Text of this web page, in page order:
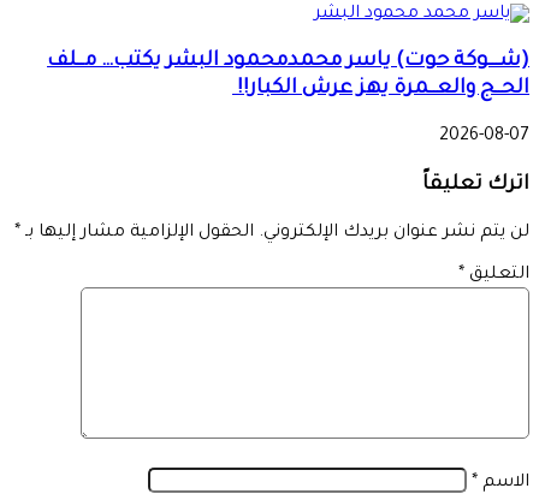
(شـــوكة حوت) ياسر محمدمحمود البشر يكتب… مــلف
الحــج والعــمرة يهز عرش الكبار!!
2026-08-07
اترك تعليقاً
لن يتم نشر عنوان بريدك الإلكتروني. الحقول الإلزامية مشار إليها بـ *
التعليق *
الاسم *